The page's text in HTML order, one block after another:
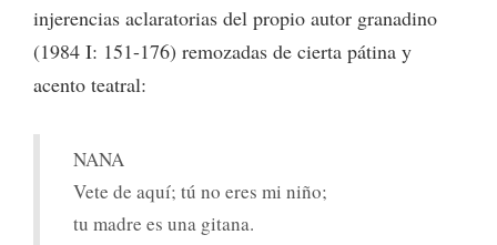
injerencias aclaratorias del propio autor granadino
(1984 I: 151-176) remozadas de cierta pátina y
acento teatral:
NANA
Vete de aquí; tú no eres mi niño;
tu madre es una gitana.